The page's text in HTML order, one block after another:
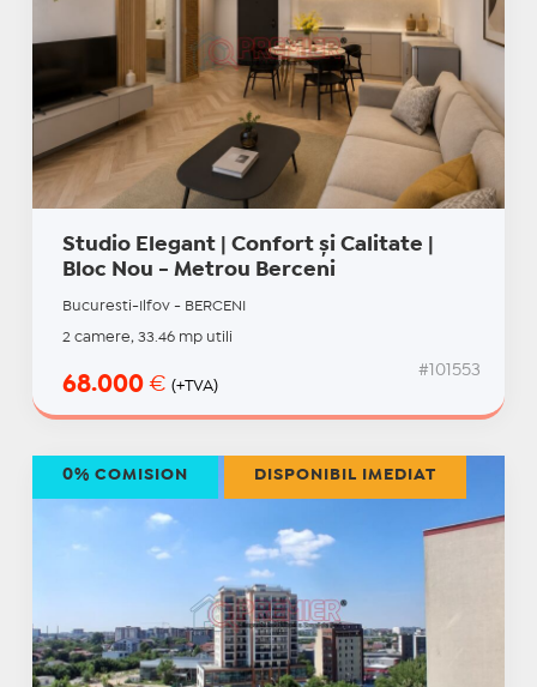
Studio Elegant | Confort și Calitate |
Bloc Nou - Metrou Berceni
Bucuresti-Ilfov - BERCENI
2 camere, 33.46 mp utili
68.000 € (+TVA)
#101553
0% COMISION DISPONIBIL IMEDIAT